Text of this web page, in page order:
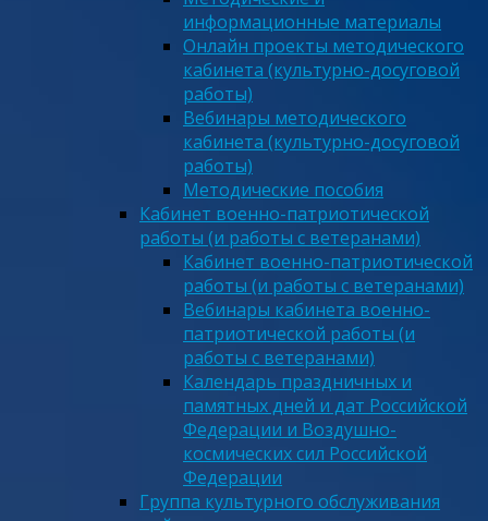
информационные материалы
Онлайн проекты методического
кабинета (культурно-досуговой
работы)
Вебинары методического
кабинета (культурно-досуговой
работы)
Методические пособия
Кабинет военно-патриотической
работы (и работы с ветеранами)
Кабинет военно-патриотической
работы (и работы с ветеранами)
Вебинары кабинета военно-
патриотической работы (и
работы с ветеранами)
Календарь праздничных и
памятных дней и дат Российской
Федерации и Воздушно-
космических сил Российской
Федерации
Группа культурного обслуживания